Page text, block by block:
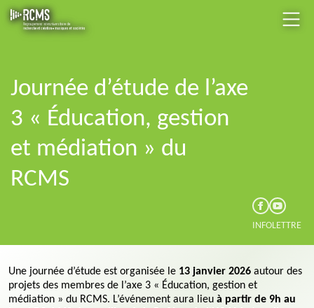
Journée d’étude de l’axe
3 « Éducation, gestion
et médiation » du
RCMS
INFOLETTRE
Une journée d’étude est organisée le 13 janvier 2026 autour des
projets des membres de l’axe 3 « Éducation, gestion et
médiation » du RCMS. L’événement aura lieu à partir de 9h au